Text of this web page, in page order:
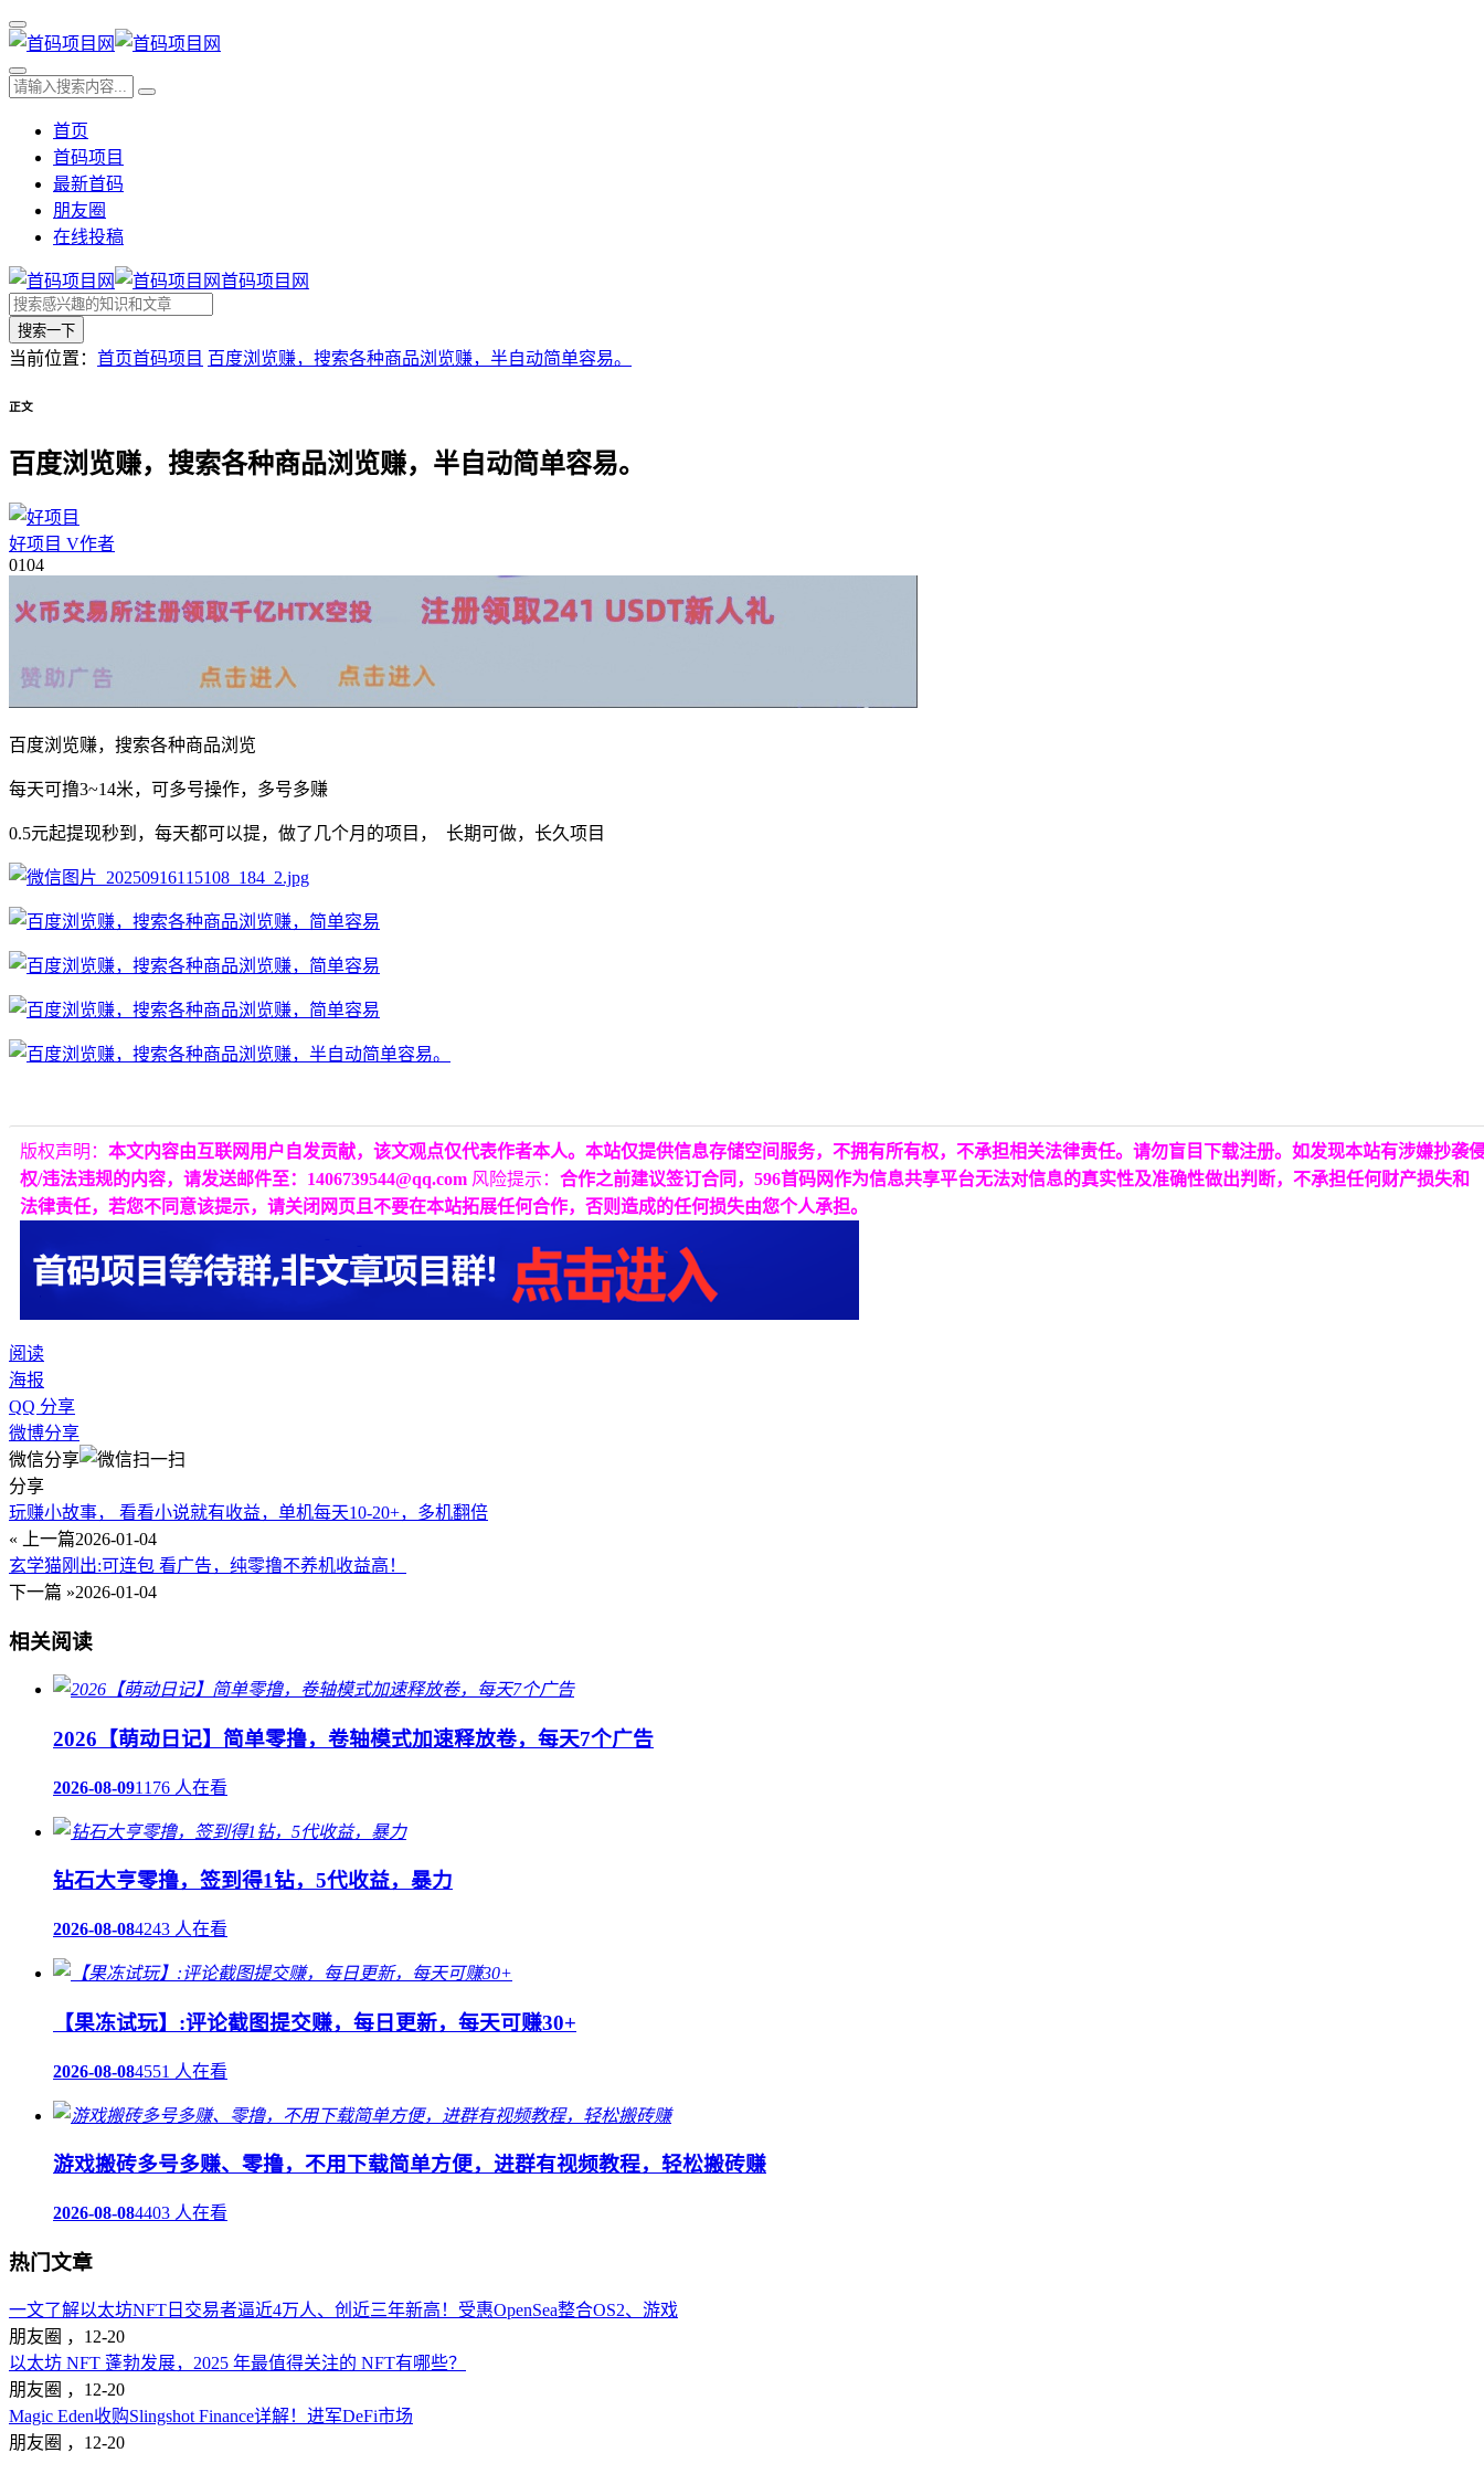
首页
首码项目
最新首码
朋友圈
在线投稿
首码项目网
搜索一下
当前位置： 首页首码项目 百度浏览赚，搜索各种商品浏览赚，半自动简单容易。
正文
百度浏览赚，搜索各种商品浏览赚，半自动简单容易。
好项目 V作者
0104
百度浏览赚，搜索各种商品浏览
每天可撸3~14米，可多号操作，多号多赚
0.5元起提现秒到，每天都可以提，做了几个月的项目， 长期可做，长久项目
版权声明： 本文内容由互联网用户自发贡献，该文观点仅代表作者本人。本站仅提供信息存储空间服务，不拥有所有权，不承担相关法律责任。请勿盲目下载注册。如发现本站有涉嫌抄袭
权/违法违规的内容，请发送邮件至：1406739544@qq.com 风险提示： 合作之前建议签订合同，596首码网作为信息共享平台无法对信息的真实性及准确性做出判断，不承担任何财产损失和
法律责任，若您不同意该提示，请关闭网页且不要在本站拓展任何合作，否则造成的任何损失由您个人承担。
阅读
海报
QQ 分享
微博分享
微信分享
分享
玩赚小故事， 看看小说就有收益，单机每天10-20+，多机翻倍
« 上一篇2026-01-04
玄学猫刚出:可连包 看广告，纯零撸不养机收益高！
下一篇 »2026-01-04
相关阅读
2026【萌动日记】简单零撸，卷轴模式加速释放卷，每天7个广告
2026-08-091176 人在看
钻石大亨零撸，签到得1钻，5代收益，暴力
2026-08-084243 人在看
【果冻试玩】:评论截图提交赚，每日更新，每天可赚30+
2026-08-084551 人在看
游戏搬砖多号多赚、零撸，不用下载简单方便，进群有视频教程，轻松搬砖赚
2026-08-084403 人在看
热门文章
一文了解以太坊NFT日交易者逼近4万人、创近三年新高！受惠OpenSea整合OS2、游戏
朋友圈 ， 12-20
以太坊 NFT 蓬勃发展，2025 年最值得关注的 NFT有哪些？
朋友圈 ， 12-20
Magic Eden收购Slingshot Finance详解！进军DeFi市场
朋友圈 ， 12-20